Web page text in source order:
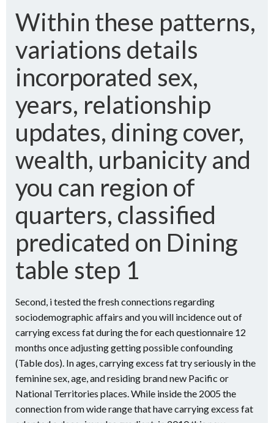
Within these patterns,
variations details
incorporated sex,
years, relationship
updates, dining cover,
wealth, urbanicity and
you can region of
quarters, classified
predicated on Dining
table step 1
Second, i tested the fresh connections regarding
sociodemographic affairs and you will incidence out of
carrying excess fat during the for each questionnaire 12
months once adjusting getting possible confounding
(Table dos). In ages, carrying excess fat try seriously in the
feminine sex, age, and residing brand new Pacific or
National Territories places. While inside the 2005 the
connection from wide range that have carrying excess fat